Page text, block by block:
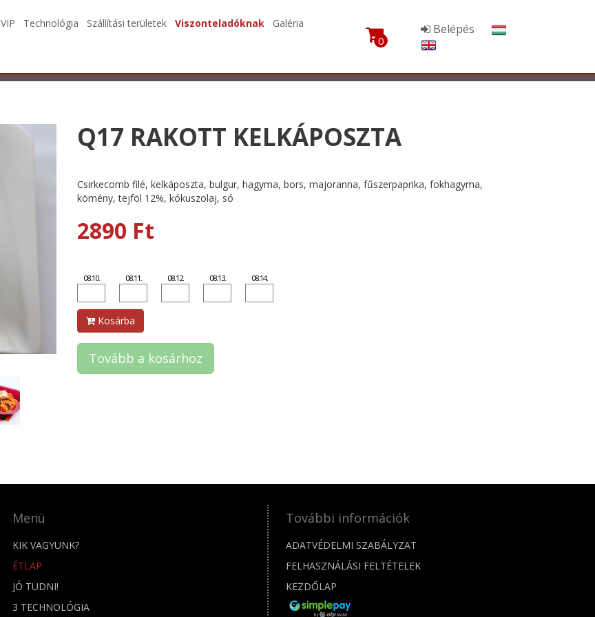
VIP Technológia Szállítási területek Viszonteladóknak
Galéria
0
Belépés
Q17 RAKOTT KELKÁPOSZTA
Csirkecomb filé, kelkáposzta, bulgur, hagyma, bors, majoranna, fűszerpaprika, fokhagyma,
kömény, tejföl 12%, kókuszolaj, só
2890 Ft
08.10. 08.11. 08.12. 08.13. 08.14.
Kosárba
Tovább a kosárhoz
Menü
KIK VAGYUNK?
ÉTLAP
JÓ TUDNI!
3 TECHNOLÓGIA
További információk
ADATVÉDELMI SZABÁLYZAT
FELHASZNÁLÁSI FELTÉTELEK
KEZDŐLAP